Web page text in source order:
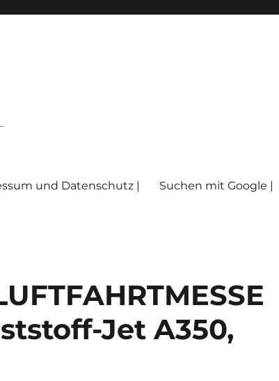
und Datenschutz | Suchen mit Google |
Jet A350,